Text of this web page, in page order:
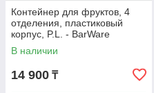
Контейнер для фруктов, 4
отделения, пластиковый
корпус, P.L. - BarWare
В наличии
14 900 ₸